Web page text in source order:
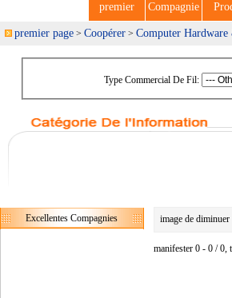
premier Compagnie
premier page > Coopérer > Computer
Type Commercial De Fil:
Excellentes Compagnies image de diminuer
manifester 0 - 0 / 0,